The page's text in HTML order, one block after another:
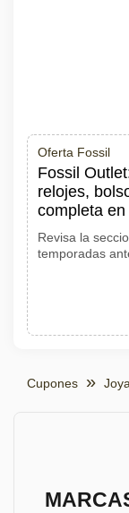
Oferta Fossil
Fossil
relojes,
completa
Revisa la
temporadas
Cupones